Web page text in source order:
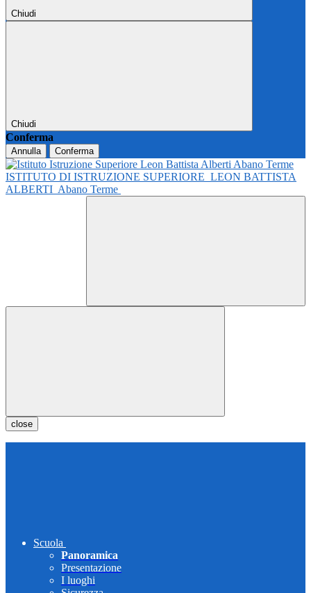
Chiudi
Chiudi
Conferma
Annulla Conferma
ISTITUTO DI ISTRUZIONE SUPERIORE LEON BATTISTA
ALBERTI Abano Terme
close
Scuola
Panoramica
Presentazione
I luoghi